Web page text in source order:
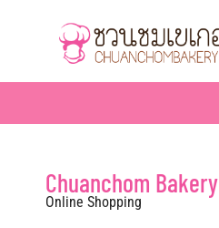
Chuanchom Bakery
Online Shopping